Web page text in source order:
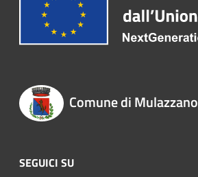
Comune di Mulazzano
SEGUICI SU